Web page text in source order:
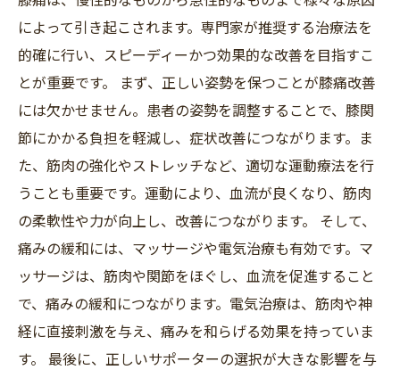
によって引き起こされます。専門家が推奨する治療法を
的確に行い、スピーディーかつ効果的な改善を目指すこ
とが重要です。 まず、正しい姿勢を保つことが膝痛改善
には欠かせません。患者の姿勢を調整することで、膝関
節にかかる負担を軽減し、症状改善につながります。ま
た、筋肉の強化やストレッチなど、適切な運動療法を行
うことも重要です。運動により、血流が良くなり、筋肉
の柔軟性や力が向上し、改善につながります。 そして、
痛みの緩和には、マッサージや電気治療も有効です。マ
ッサージは、筋肉や関節をほぐし、血流を促進すること
で、痛みの緩和につながります。電気治療は、筋肉や神
経に直接刺激を与え、痛みを和らげる効果を持っていま
す。 最後に、正しいサポーターの選択が大きな影響を与